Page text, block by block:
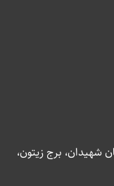
شهیدان، برج زیتون،